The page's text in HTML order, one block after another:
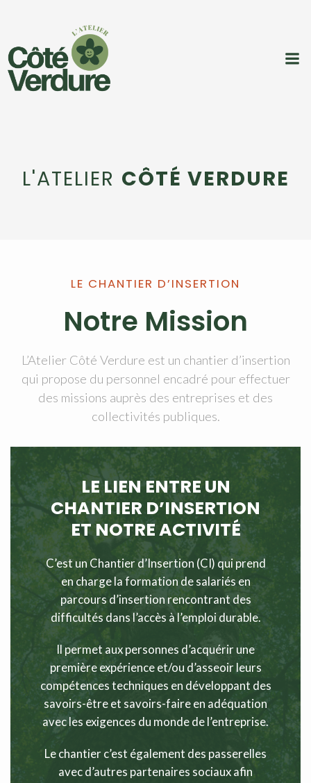
L'ATELIER CÔTÉ VERDURE
LE CHANTIER D’INSERTION
Notre Mission
L’Atelier Côté Verdure est un chantier d’insertion
qui propose du personnel encadré pour effectuer
des missions auprès des entreprises et des
collectivités publiques.
LE LIEN ENTRE UN
CHANTIER D’INSERTION
ET NOTRE ACTIVITÉ
C’est un Chantier d’Insertion (CI) qui prend
en charge la formation de salariés en
parcours d’insertion rencontrant des
difficultés dans l’accès à l’emploi durable.
Il permet aux personnes d’acquérir une
première expérience et/ou d’asseoir leurs
compétences techniques en développant des
savoirs-être et savoirs-faire en adéquation
avec les exigences du monde de l’entreprise.
Le chantier c’est également des passerelles
avec d’autres partenaires sociaux afin